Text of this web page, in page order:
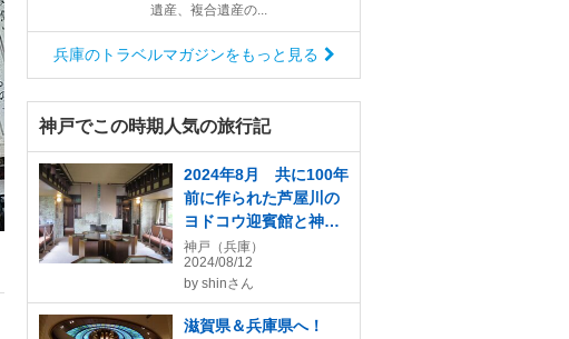
遺産、複合遺産の...
兵庫のトラベルマガジンをもっと見る
神戸でこの時期人気の旅行記
2024年8月 共に100年
前に作られた芦屋川の
ヨドコウ迎賓館と神戸
の相楽園へ
神戸（兵庫）
2024/08/12
by shinさん
滋賀県＆兵庫県へ！